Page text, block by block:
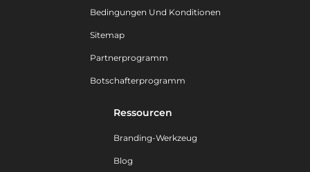
Bedingungen Und Konditionen
Sitemap
Partnerprogramm
Botschafterprogramm
Ressourcen
Branding-Werkzeug
Blog